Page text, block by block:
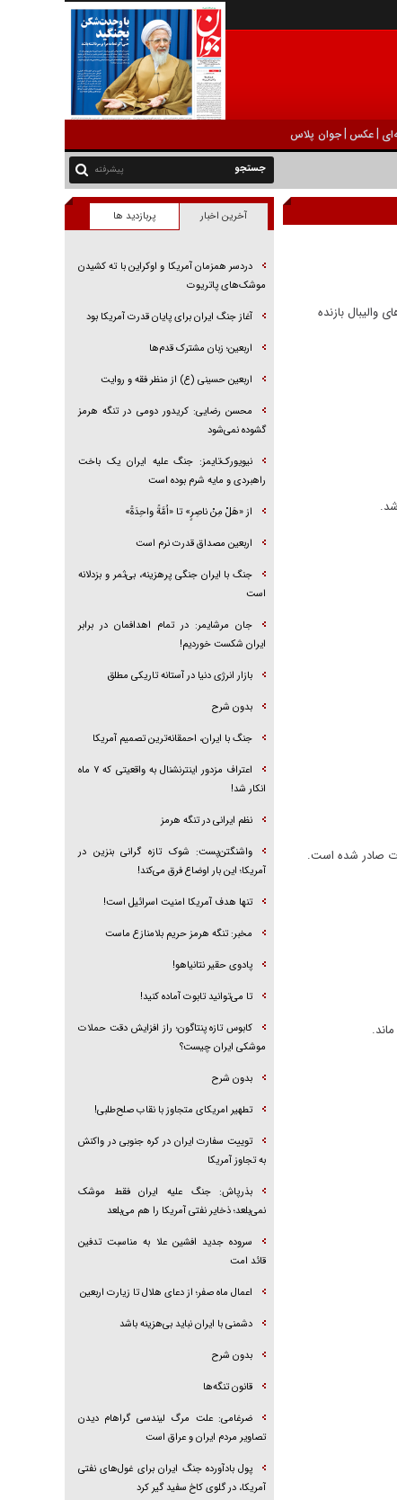
|عکس |جوان پلاس
پیشرفته
بازنده
صادر شده است.
آخرین اخبار پربازدید ها
دردسر همزمان آمریکا و اوکراین با ته کشیدن
موشک‌های پاتریوت
آغاز جنگ ایران برای پایان قدرت آمریکا بود
اربعین؛ زبان مشترک قدم‌ها
اربعین حسینی (ع) از منظر فقه و روایت
محسن رضایی: کریدور دومی در تنگه هرمز
گشوده نمی‌شود
نیویورک‌تایمز: جنگ علیه ایران یک باخت
راهبردی و مایه شرم بوده است
از «هَلْ مِنْ ناصِرٍ» تا «اُمَّةً واحِدَةً»
اربعین مصداق قدرت نرم است
جنگ با ایران جنگی پرهزینه، بی‌ثمر و بزدلانه
است
جان مرشایمر: در تمام اهدافمان در برابر
ایران شکست خوردیم!
بازار انرژی دنیا در آستانه تاریکی مطلق
بدون شرح
جنگ با ایران، احمقانه‌ترین تصمیم آمریکا
اعتراف مزدور اینترنشنال به واقعیتی که ۷ ماه
انکار شد!
نظم ایرانی در تنگه هرمز
واشنگتن‌پست: شوک تازه گرانی بنزین در
آمریکا؛ این بار اوضاع فرق می‌کند!
تنها هدف آمریکا امنیت اسرائیل است!
مخبر: تنگه هرمز حریم بلامنازع ماست
پادوی حقیر نتانیاهو!
تا می‌توانید تابوت آماده کنید!
کابوس تازه پنتاگون؛ راز افزایش دقت حملات
موشکی ایران چیست؟
بدون شرح
تطهیر امریکای متجاوز با نقاب صلح‌طلبی!
توییت سفارت ایران در کره جنوبی در واکنش
به تجاوز آمریکا
بذرپاش: ‏جنگ علیه ایران فقط موشک
نمی‌بلعد؛ ذخایر نفتی آمریکا را هم می‌بلعد
سروده جدید افشین علا به مناسبت تدفین
قائد امت
اعمال ماه صفر؛ از دعای هلال تا زیارت اربعین
دشمنی با ایران نباید بی‌هزینه باشد
بدون شرح
قانون تنگه‌ها
ضرغامی: علت مرگ لیندسی گراهام دیدن
تصاویر مردم ایران و عراق است
پول بادآورده جنگ ایران برای غول‌های نفتی
آمریکا، در گلوی کاخ سفید گیر کرد